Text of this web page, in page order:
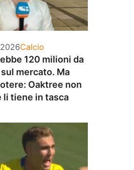
Categorie
Calcio
120 milioni da
mercato. Ma
Oaktree non
li tiene in tasca